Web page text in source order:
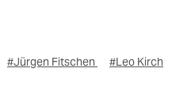
#Jürgen Fitschen #Leo Kirch